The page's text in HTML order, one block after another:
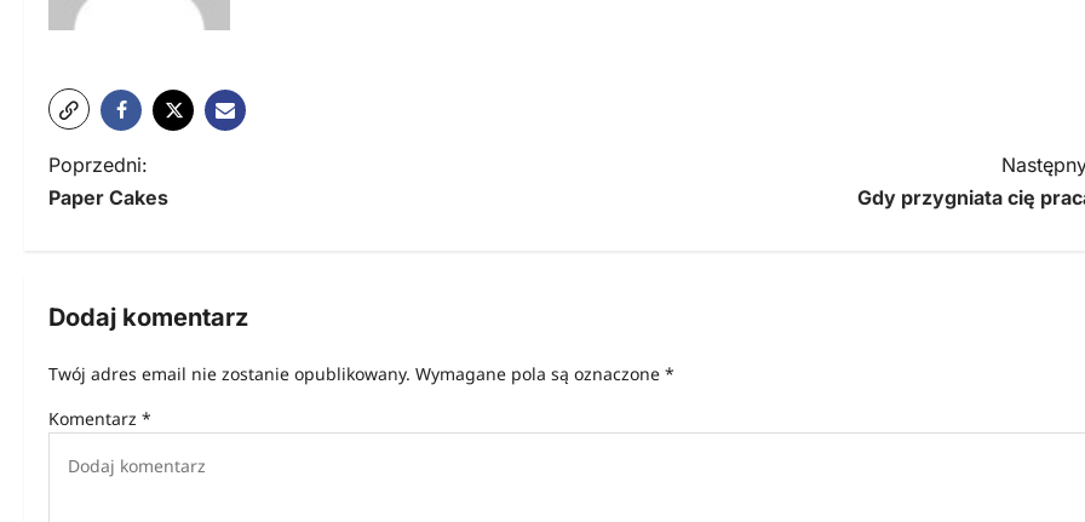
N
a
i
a
c
Poprzedni:
Paper Cakes
Gdy przygniata cię
Dodaj komentarz
Twój adres email nie zostanie opublikowany. Wymagane pola są oznaczone *
Komentarz *